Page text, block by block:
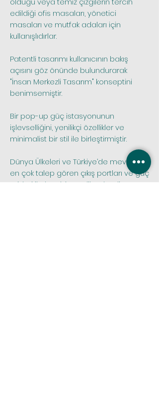
edildiği ofis masaları, yönetici
masaları ve mutfak adaları için
kullanışlıdırlar.
Patentli tasarımı kullanıcının bakış
açısını göz önünde bulundurarak
"İnsan Merkezli Tasarım" konseptini
benimsemiştir.
Bir pop-up güç istasyonunun
işlevselliğini, yenilikçi özellikler ve
minimalist bir stil ile birleştirmiştir.
Dünya Ülkeleri ve Türkiye’de mevcut
en çok talep gören çıkış portları ve güç
prizleri ile kombine edilmektedir.